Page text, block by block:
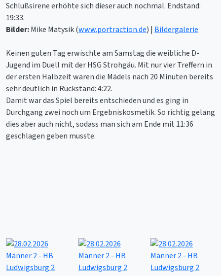
Schlußsirene erhöhte sich dieser auch nochmal. Endstand:
19:33.
Bilder:Mike Matysik (www.portraction.de) | Bildergalerie
Keinen guten Tag erwischte am Samstag die weibliche D-
Jugend im Duell mit der HSG Strohgäu. Mit nur vier Treffern in
der ersten Halbzeit waren die Mädels nach 20 Minuten bereits
sehr deutlich in Rückstand: 4:22.
Damit war das Spiel bereits entschieden und es ging in
Durchgang zwei noch um Ergebniskosmetik. So richtig gelang
dies aber auch nicht, sodass man sich am Ende mit 11:36
geschlagen geben musste.